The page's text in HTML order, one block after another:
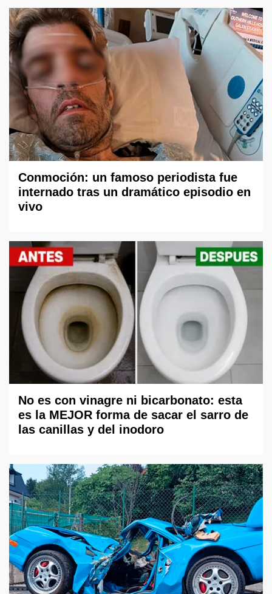
Conmoción: un famoso periodista fue
internado tras un dramático episodio en
vivo
No es con vinagre ni bicarbonato: esta
es la MEJOR forma de sacar el sarro de
las canillas y del inodoro